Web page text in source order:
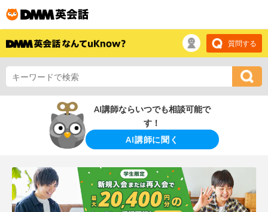
質問する
AI講師ならいつでも相談可能で
す！
AI講師に聞く